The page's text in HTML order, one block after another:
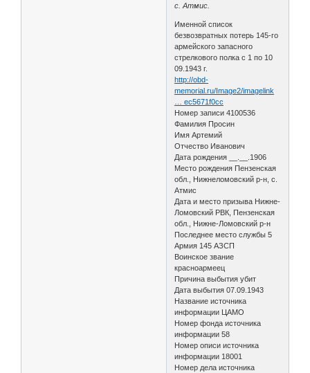
с. Атмис.
Именной список
безвозвратных потерь 145-го
армейского запасного
стрелкового полка с 1 по 10
09.1943 г.
http://obd-
memorial.ru/Image2/imagelink
… ec5671f0cc
Номер записи 4100536
Фамилия Просин
Имя Артемий
Отчество Иванович
Дата рождения __.__.1906
Место рождения Пензенская
обл., Нижнеломовский р-н, с.
Атмис
Дата и место призыва Нижне-
Ломовский РВК, Пензенская
обл., Нижне-Ломовский р-н
Последнее место службы 5
Армия 145 АЗСП
Воинское звание
красноармеец
Причина выбытия убит
Дата выбытия 07.09.1943
Название источника
информации ЦАМО
Номер фонда источника
информации 58
Номер описи источника
информации 18001
Номер дела источника